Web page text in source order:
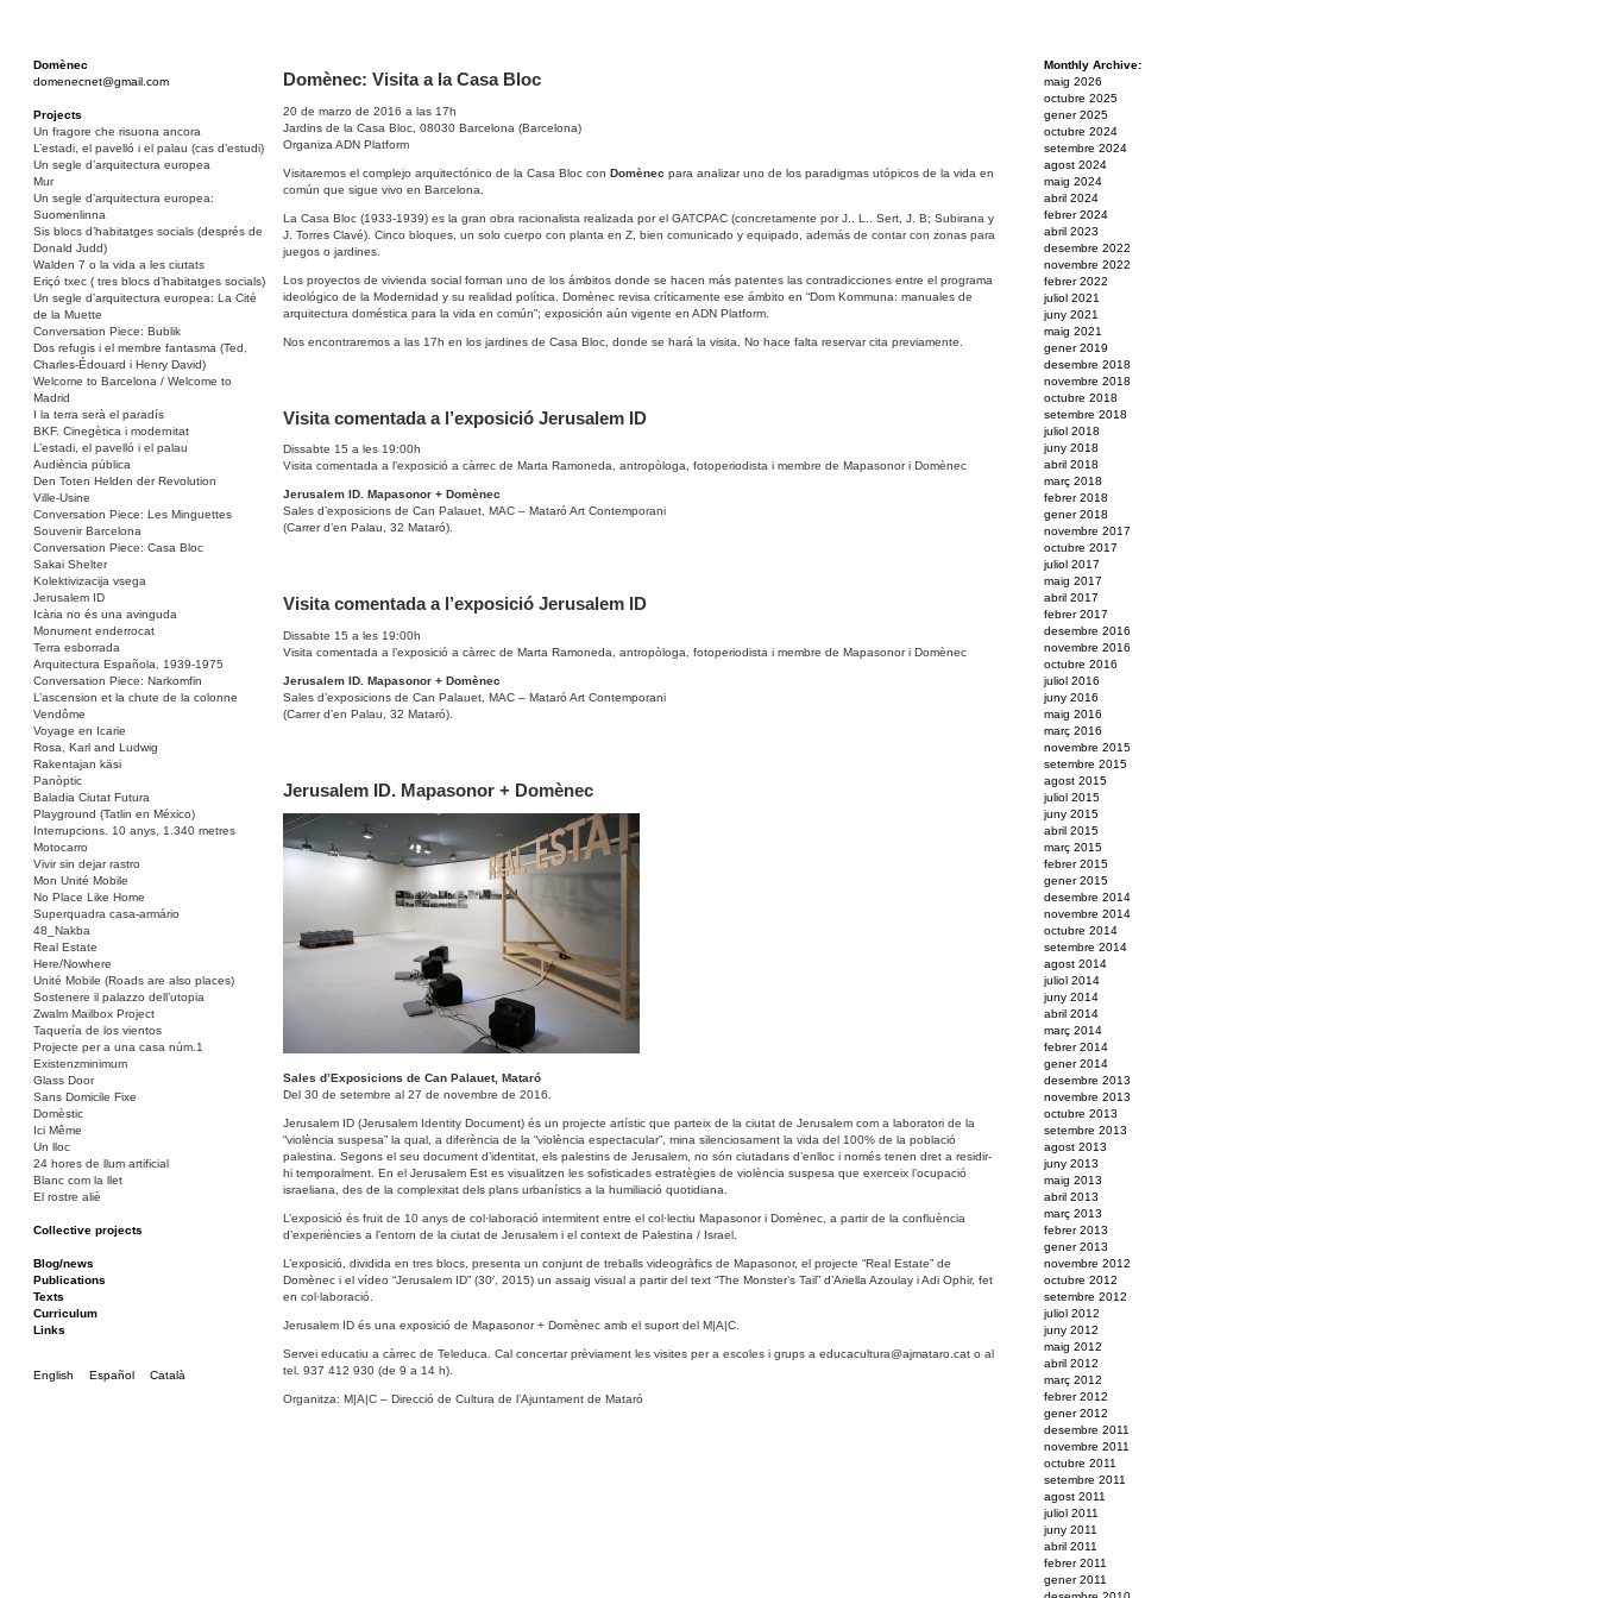
Domènec
domenecnet@gmail.com
Projects
Un fragore che risuona ancora
L’estadi, el pavelló i el palau (cas d’estudi)
Un segle d’arquitectura europea
Mur
Un segle d’arquitectura europea:
Suomenlinna
Sis blocs d’habitatges socials (després de
Donald Judd)
Walden 7 o la vida a les ciutats
Eriçó txec ( tres blocs d’habitatges socials)
Un segle d’arquitectura europea: La Cité
de la Muette
Conversation Piece: Bublik
Dos refugis i el membre fantasma (Ted,
Charles-Édouard i Henry David)
Welcome to Barcelona / Welcome to
Madrid
I la terra serà el paradís
BKF. Cinegètica i modernitat
L’estadi, el pavelló i el palau
Audiència pública
Den Toten Helden der Revolution
Ville-Usine
Conversation Piece: Les Minguettes
Souvenir Barcelona
Conversation Piece: Casa Bloc
Sakai Shelter
Kolektivizacija vsega
Jerusalem ID
Icària no és una avinguda
Monument enderrocat
Terra esborrada
Arquitectura Española, 1939-1975
Conversation Piece: Narkomfin
L’ascension et la chute de la colonne
Vendôme
Voyage en Icarie
Rosa, Karl and Ludwig
Rakentajan käsi
Panòptic
Baladia Ciutat Futura
Playground (Tatlin en México)
Interrupcions. 10 anys, 1.340 metres
Motocarro
Vivir sin dejar rastro
Mon Unité Mobile
No Place Like Home
Superquadra casa-armário
48_Nakba
Real Estate
Here/Nowhere
Unité Mobile (Roads are also places)
Sostenere il palazzo dell’utopia
Zwalm Mailbox Project
Taquería de los vientos
Projecte per a una casa núm.1
Existenzminimum
Glass Door
Sans Domicile Fixe
Domèstic
Ici Même
Un lloc
24 hores de llum artificial
Blanc com la llet
El rostre aliè
Collective projects
Bakunin 86
Ciza Muzej
Roulotte
Canòdrom/Canòdrom
ON Prat
Blog/news
Publications
Texts
Curriculum
Links
English Español Català
Domènec: Visita a la Casa Bloc
20 de marzo de 2016 a las 17h
Jardins de la Casa Bloc, 08030 Barcelona (Barcelona)
Organiza ADN Platform
Visitaremos el complejo arquitectónico de la Casa Bloc con Domènec para analizar uno de los paradigmas utópicos de la vida en
común que sigue vivo en Barcelona.
La Casa Bloc (1933-1939) es la gran obra racionalista realizada por el GATCPAC (concretamente por J.. L.. Sert, J. B; Subirana y
J. Torres Clavé). Cinco bloques, un solo cuerpo con planta en Z, bien comunicado y equipado, además de contar con zonas para
juegos o jardines.
Los proyectos de vivienda social forman uno de los ámbitos donde se hacen más patentes las contradicciones entre el programa
ideológico de la Modernidad y su realidad política. Domènec revisa críticamente ese ámbito en “Dom Kommuna: manuales de
arquitectura doméstica para la vida en común”; exposición aún vigente en ADN Platform.
Nos encontraremos a las 17h en los jardines de Casa Bloc, donde se hará la visita. No hace falta reservar cita previamente.
Visita comentada a l’exposició Jerusalem ID
Dissabte 15 a les 19:00h
Visita comentada a l’exposició a càrrec de Marta Ramoneda, antropòloga, fotoperiodista i membre de Mapasonor i Domènec
Jerusalem ID. Mapasonor + Domènec
Sales d’exposicions de Can Palauet, MAC – Mataró Art Contemporani
(Carrer d’en Palau, 32 Mataró).
Visita comentada a l’exposició Jerusalem ID
Dissabte 15 a les 19:00h
Visita comentada a l’exposició a càrrec de Marta Ramoneda, antropòloga, fotoperiodista i membre de Mapasonor i Domènec
Jerusalem ID. Mapasonor + Domènec
Sales d’exposicions de Can Palauet, MAC – Mataró Art Contemporani
(Carrer d’en Palau, 32 Mataró).
Jerusalem ID. Mapasonor + Domènec
Sales d’Exposicions de Can Palauet, Mataró
Del 30 de setembre al 27 de novembre de 2016.
Jerusalem ID (Jerusalem Identity Document) és un projecte artístic que parteix de la ciutat de Jerusalem com a laboratori de la
“violència suspesa” la qual, a diferència de la “violència espectacular”, mina silenciosament la vida del 100% de la població
palestina. Segons el seu document d’identitat, els palestins de Jerusalem, no són ciutadans d’enlloc i només tenen dret a residir-
hi temporalment. En el Jerusalem Est es visualitzen les sofisticades estratègies de violència suspesa que exerceix l’ocupació
israeliana, des de la complexitat dels plans urbanístics a la humiliació quotidiana.
L’exposició és fruit de 10 anys de col·laboració intermitent entre el col·lectiu Mapasonor i Domènec, a partir de la confluència
d’experiències a l’entorn de la ciutat de Jerusalem i el context de Palestina / Israel.
L’exposició, dividida en tres blocs, presenta un conjunt de treballs videogràfics de Mapasonor, el projecte “Real Estate” de
Domènec i el vídeo “Jerusalem ID” (30′, 2015) un assaig visual a partir del text “The Monster’s Tail” d’Ariella Azoulay i Adi Ophir, fet
en col·laboració.
Jerusalem ID és una exposició de Mapasonor + Domènec amb el suport del M|A|C.
Servei educatiu a càrrec de Teleduca. Cal concertar prèviament les visites per a escoles i grups a educacultura@ajmataro.cat o al
tel. 937 412 930 (de 9 a 14 h).
Organitza: M|A|C – Direcció de Cultura de l’Ajuntament de Mataró
Monthly Archive:
maig 2026
octubre 2025
gener 2025
octubre 2024
setembre 2024
agost 2024
maig 2024
abril 2024
febrer 2024
abril 2023
desembre 2022
novembre 2022
febrer 2022
juliol 2021
juny 2021
maig 2021
gener 2019
desembre 2018
novembre 2018
octubre 2018
setembre 2018
juliol 2018
juny 2018
abril 2018
març 2018
febrer 2018
gener 2018
novembre 2017
octubre 2017
juliol 2017
maig 2017
abril 2017
febrer 2017
desembre 2016
novembre 2016
octubre 2016
juliol 2016
juny 2016
maig 2016
març 2016
novembre 2015
setembre 2015
agost 2015
juliol 2015
juny 2015
abril 2015
març 2015
febrer 2015
gener 2015
desembre 2014
novembre 2014
octubre 2014
setembre 2014
agost 2014
juliol 2014
juny 2014
abril 2014
març 2014
febrer 2014
gener 2014
desembre 2013
novembre 2013
octubre 2013
setembre 2013
agost 2013
juny 2013
maig 2013
abril 2013
març 2013
febrer 2013
gener 2013
novembre 2012
octubre 2012
setembre 2012
juliol 2012
juny 2012
maig 2012
abril 2012
març 2012
febrer 2012
gener 2012
desembre 2011
novembre 2011
octubre 2011
setembre 2011
agost 2011
juliol 2011
juny 2011
abril 2011
febrer 2011
gener 2011